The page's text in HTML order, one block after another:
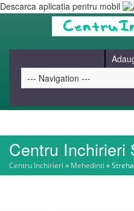
Descarca aplicatia pentru mobil
HOME
Centru Inchirieri
Centru Inchirieri » Mehedinti »